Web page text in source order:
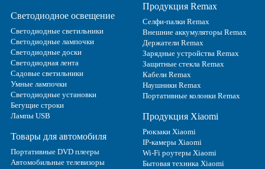
Светодиодное освещение
Светодиодные светильники
Светодиодные лампочки
Светодиодные доски
Светодиодная лента
Садовые светильники
Умные лампочки
Светодиодные установки
Бегущие строки
Лампы USB
Товары для автомобиля
Портативные DVD плееры
Автомобильные телевизоры
Продукция Remax
Селфи-палки Remax
Внешние аккумуляторы Remax
Держатели Remax
Зарядные устройства Remax
Защитные стекла Remax
Кабели Remax
Наушники Remax
Портативные колонки Remax
Продукция Xiaomi
Рюкзаки Xiaomi
IP-камеры Xiaomi
Wi-Fi роутеры Xiaomi
Бытовая техника Xiaomi